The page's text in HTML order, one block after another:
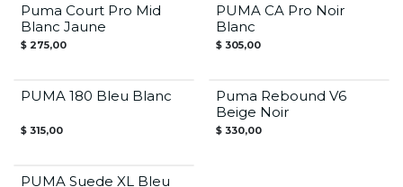
Puma Court Pro Mid
Blanc Jaune
$ 275,00
PUMA CA Pro Noir
Blanc
$ 305,00
PUMA 180 Bleu Blanc
$ 315,00
Puma Rebound V6
Beige Noir
$ 330,00
PUMA Suede XL Bleu